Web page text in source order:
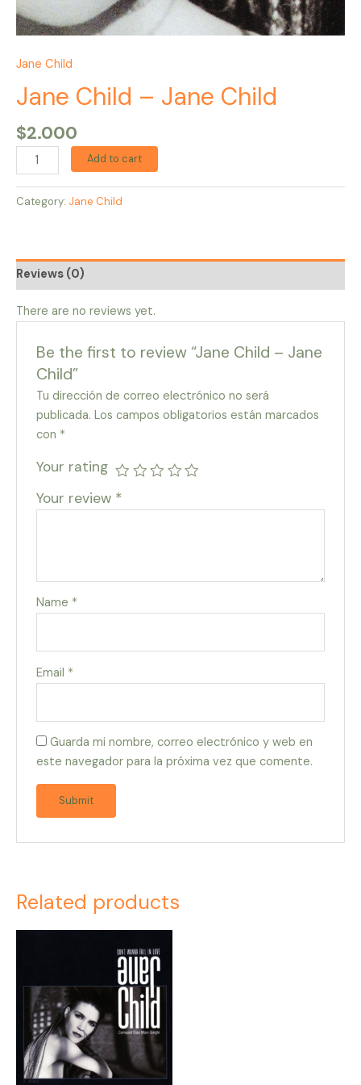
Jane Child
Jane Child – Jane Child
$2.000
Add to cart
Category: Jane Child
Reviews (0)
There are no reviews yet.
Be the first to review “Jane Child – Jane
Child”
Tu dirección de correo electrónico no será
publicada. Los campos obligatorios están marcados
con *
Your rating
Your review *
Name *
Email *
Guarda mi nombre, correo electrónico y web en
este navegador para la próxima vez que comente.
Related products